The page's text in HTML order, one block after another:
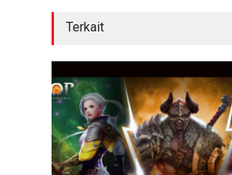
Terkait